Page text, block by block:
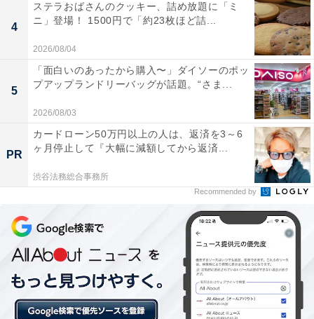
グループの振り付けを手掛けることがあるほどダンスが
うまく、さらにギターで作詞・作曲も手掛けるマルチな
才能を見せることで有名。ファッションセンスも高く、
男女問わず注目を集めています。
そんな神山さんは、2020年4月にドラマ『正しいロック
バンドの作り方』（日本テレビ系）でメンバーの藤井流
星さんとダブル主演を担当。その美声を生かして舞台で
も活躍しています。2023年のフジテレビ系大型特番
『FNS27時間テレビ』では、目玉企画となった「サビだ
けカラオケ タッグモード大会」に濱田さんと出場し、大
活躍してボーカルスキルの高さが注目されています。
回答者からは、「声の伸びが良く、聞いていて安心する
歌声だと思います」（東京都・20代女性）、「鬼連チャ
ンで成功したため」（愛知県・20代女性）、「高音も綺
4
ステラおばさんのクッキー、詰め放題に「ミ
ニ」登場！ 1500円で「約23枚ほど詰...
2026/08/04
5
「面白いのあったから購入〜」ダイソーのポッ
プアップランドリーバッグが話題。“さま...
2026/08/03
PR
カードローン50万円以上の人は、返済を3～6
ヶ月停止して『大幅に減額してから返済...
渋谷法務総合事務所
Recommended by